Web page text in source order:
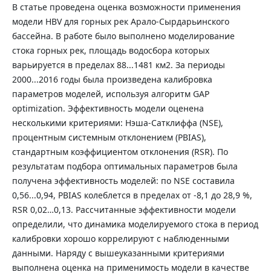
В статье проведена оценка возможности применения
модели HBV для горных рек Арало-Сырдарьинского
бассейна. В работе было выполнено моделирование
стока горных рек, площадь водосбора которых
варьируется в пределах 88...1481 км2. За периоды
2000...2016 годы была произведена калибровка
параметров моделей, используя алгоритм GAP
optimization. Эффективность модели оценена
несколькими критериями: Нэша-Сатклиффа (NSE),
процентным системным отклонением (PBIAS),
стандартным коэффициентом отклонения (RSR). По
результатам подбора оптимальных параметров была
получена эффективность моделей: по NSE составила
0,56...0,94, PBIAS колеблется в пределах от -8,1 до 28,9 %,
RSR 0,02…0,13. Рассчитанные эффективности модели
определили, что динамика моделируемого стока в период
калибровки хорошо коррелируют с наблюденными
данными. Наряду с вышеуказанными критериями
выполнена оценка на применимость модели в качестве